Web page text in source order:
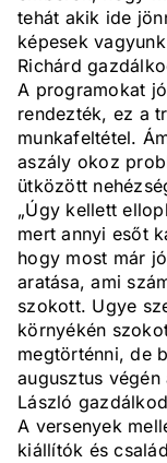
tehát akik ide
képesek
Richárd
A programokat
rendezték, ez a
munkafeltétel.
aszály okoz
ütközött
„Úgy kellett
mert annyi esőt
hogy most már
aratása, ami
szokott. Ugye
környékén
megtörténni, de
augusztus végén
László
A versenyek
kiállítók és